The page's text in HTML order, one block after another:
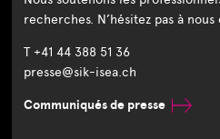
recherches. N’hésitez pas à
T +41 44 388 51 36
presse@sik-isea.ch
Communiqués de presse